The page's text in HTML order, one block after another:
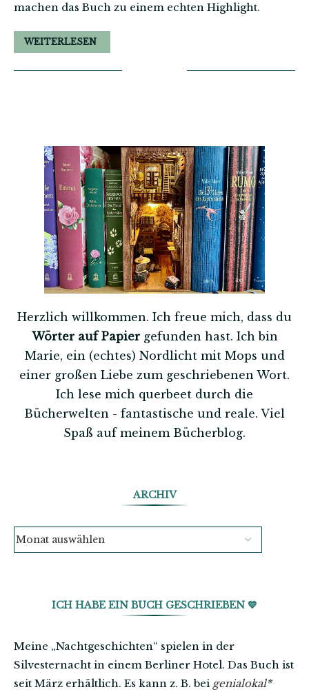
machen das Buch zu einem echten Highlight.
WEITERLESEN
Herzlich willkommen. Ich freue mich, dass du
Wörter auf Papiergefunden hast. Ich bin
Marie, ein (echtes) Nordlicht mit Mops und
einer großen Liebe zum geschriebenen Wort.
Ich lese mich querbeet durch die
Bücherwelten - fantastische und reale. Viel
Spaß auf meinem Bücherblog.
ARCHIV
ICH HABE EIN BUCH GESCHRIEBEN 💙
Meine „Nachtgeschichten“ spielen in der
Silvesternacht in einem Berliner Hotel. Das Buch ist
seit März erhältlich. Es kann z. B. bei genialokal*